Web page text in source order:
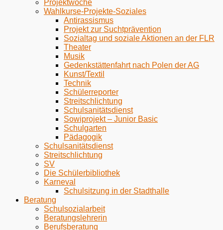
Projektwoche
Wahlkurse-Projekte-Soziales
Antirassismus
Projekt zur Suchtprävention
Sozialtag und soziale Aktionen an der FLR
Theater
Musik
Gedenkstättenfahrt nach Polen der AG
Kunst/Textil
Technik
Schülerreporter
Streitschlichtung
Schulsanitätsdienst
Sowiprojekt – Junior Basic
Schulgarten
Pädagogik
Schulsanitätsdienst
Streitschlichtung
SV
Die Schülerbibliothek
Karneval
Schulsitzung in der Stadthalle
Beratung
Schulsozialarbeit
Beratungslehrerin
Berufsberatung